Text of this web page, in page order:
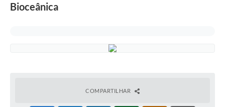
Bioceânica
COMPARTILHAR